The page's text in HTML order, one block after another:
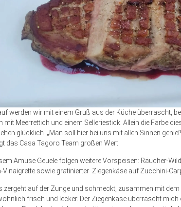
werden wir mit einem Gruß aus der Küche überrascht,
mit Meerrettich und einem Selleriestick. Allein die Farbe
glücklich. „Man soll hier bei uns mit allen Sinnen
das Casa Tagoro Team großen Wert.
Amuse Geuele folgen weitere Vorspeisen: Räucher-
Vinaigrette sowie gratinierter Ziegenkäse auf Zucchini-
zergeht auf der Zunge und schmeckt, zusammen mit
frisch und lecker. Der Ziegenkäse überrascht